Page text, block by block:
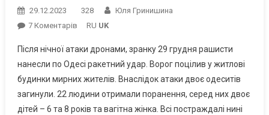
29.12.2023 328
Юля Гринишина
7 КоментарівДо
Одещині
3
Людей
Загинули
І
RU UK
Після нічної атаки дронами, зранку 29 грудня рашисти
нанесли по Одесі ракетний удар. Ворог поцілив у житлові
будинки мирних жителів. Внаслідок атаки двоє одеситів
загинули. 22 людини отримали поранення, серед них двоє
дітей – 6 та 8 років та вагітна жінка. Всі постраждалі нині